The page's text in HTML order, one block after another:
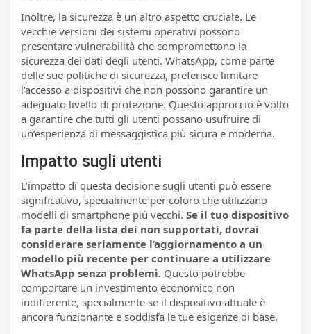
Inoltre, la sicurezza è un altro aspetto cruciale. Le
vecchie versioni dei sistemi operativi possono
presentare vulnerabilità che compromettono la
sicurezza dei dati degli utenti. WhatsApp, come parte
delle sue politiche di sicurezza, preferisce limitare
l’accesso a dispositivi che non possono garantire un
adeguato livello di protezione. Questo approccio è volto
a garantire che tutti gli utenti possano usufruire di
un’esperienza di messaggistica più sicura e moderna.
Impatto sugli utenti
L’impatto di questa decisione sugli utenti può essere
significativo, specialmente per coloro che utilizzano
modelli di smartphone più vecchi. Se il tuo dispositivo
fa parte della lista dei non supportati, dovrai
considerare seriamente l’aggiornamento a un
modello più recente per continuare a utilizzare
WhatsApp senza problemi. Questo potrebbe
comportare un investimento economico non
indifferente, specialmente se il dispositivo attuale è
ancora funzionante e soddisfa le tue esigenze di base.